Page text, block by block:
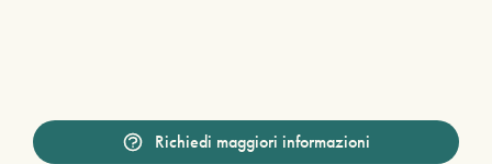
Richiedi maggiori informazioni